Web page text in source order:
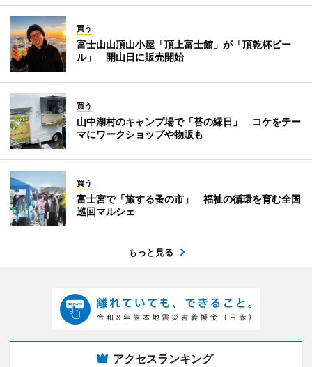
買う
富士山山頂山小屋「頂上富士館」が「頂乾杯ビー
ル」 開山日に販売開始
買う
山中湖村のキャンプ場で「苔の縁日」 コケをテー
マにワークショップや物販も
買う
富士宮で「旅する蚤の市」 福祉の循環を育む全国
巡回マルシェ
もっと見る
アクセスランキング